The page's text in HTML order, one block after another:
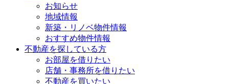
お知らせ
地域情報
新築・リノベ物件情報
おすすめ物件情報
不動産を探している方
お部屋を借りたい
店舗・事務所を借りたい
不動産を買いたい